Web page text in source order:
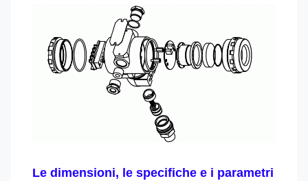
Le dimensioni, le specifiche e i parametri